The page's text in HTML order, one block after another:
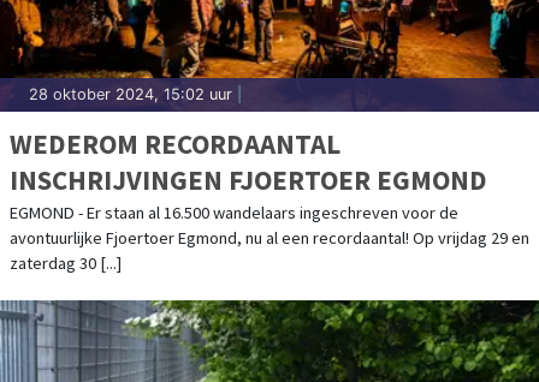
28 oktober 2024, 15:02 uur
WEDEROM RECORDAANTAL
INSCHRIJVINGEN FJOERTOER EGMOND
EGMOND - Er staan al 16.500 wandelaars ingeschreven voor de
avontuurlijke Fjoertoer Egmond, nu al een recordaantal! Op vrijdag 29 en
zaterdag 30 [...]